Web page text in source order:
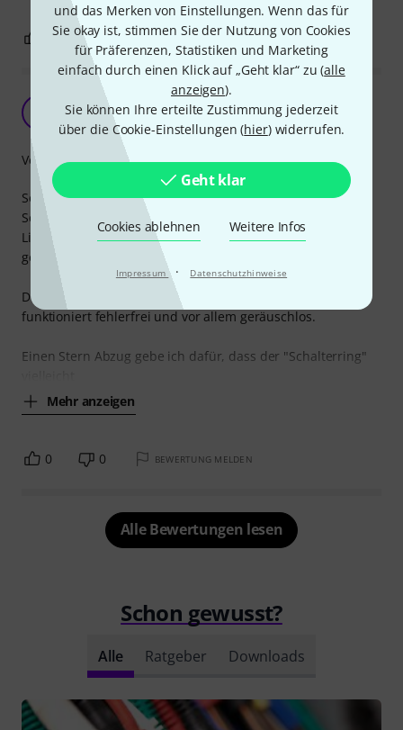
und das Merken von Einstellungen. Wenn das für
Sie okay ist, stimmen Sie der Nutzung von Cookies
für Präferenzen, Statistiken und Marketing
einfach durch einen Klick auf „Geht klar“ zu (alle
anzeigen).
Sie können Ihre erteilte Zustimmung jederzeit
über die Cookie-Einstellungen (hier) widerrufen.
Geht klar
Cookies ablehnen Weitere Infos
Impressum · Datenschutzhinweise
0 BEWERTUNG MELDEN
Sehr positiv überrascht
JaschaK 27.08.2018
Seit langem habe ich nach einem Stecker mit intigriertem
Schalter zum selbstständigen Muten von Instrumenten bei
Live-Auftritten gesucht und bin nun endlich fündig
geworden.
Der Preis ist absolut fair und die on-off-Funktion
funktioniert fehlerfrei und vor allem geräuschlos.
Einen Stern Abzug gebe ich dafür, dass der "Schalterring"
Mehr anzeigen
Verarbeitung
0 0 BEWERTUNG MELDEN
Alle Bewertungen lesen
Schon gewusst?
Alle Ratgeber Downloads